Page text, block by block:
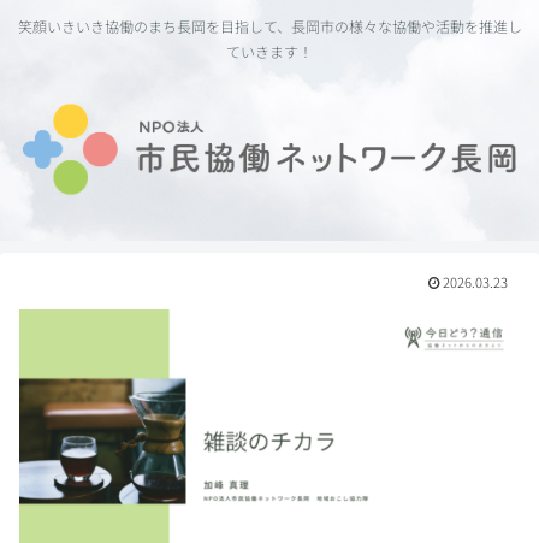
笑顔いきいき協働のまち長岡を目指して、長岡市の様々な協働や活動を推進し
ていきます！
2026.03.23